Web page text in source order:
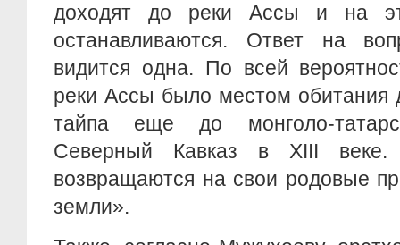
доходят до реки Ассы и на
останавливаются. Ответ на
видится одна. По всей
реки Ассы было местом обитания
тайпа еще до монголо-
Северный Кавказ в XIII веке.
возвращаются на свои родовые
земли».